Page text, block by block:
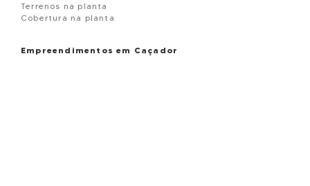
Terrenos na planta
Cobertura na planta
Empreendimentos em Caçador